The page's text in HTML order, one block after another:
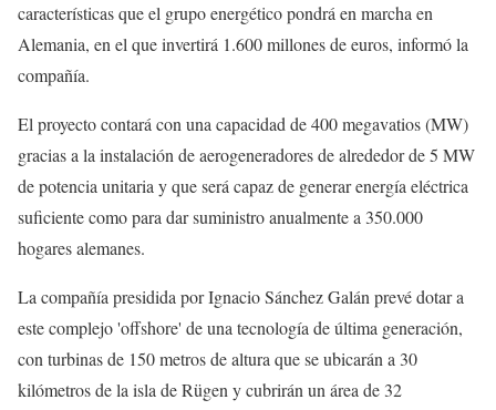
características que el grupo energético pondrá en marcha en
Alemania, en el que invertirá 1.600 millones de euros, informó la
compañía.
El proyecto contará con una capacidad de 400 megavatios (MW)
gracias a la instalación de aerogeneradores de alrededor de 5 MW
de potencia unitaria y que será capaz de generar energía eléctrica
suficiente como para dar suministro anualmente a 350.000
hogares alemanes.
La compañía presidida por Ignacio Sánchez Galán prevé dotar a
este complejo 'offshore' de una tecnología de última generación,
con turbinas de 150 metros de altura que se ubicarán a 30
kilómetros de la isla de Rügen y cubrirán un área de 32